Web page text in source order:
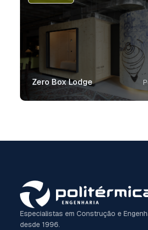
Zero Box Lodge
Especialistas em Construção e
desde 1996.